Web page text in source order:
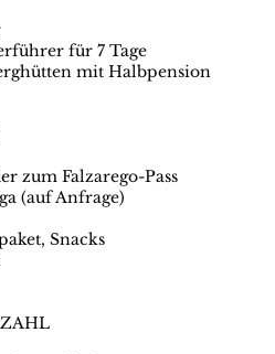
für 7 Tage
mit Halbpension
zum Falzarego-Pass
(auf Anfrage)
Snacks